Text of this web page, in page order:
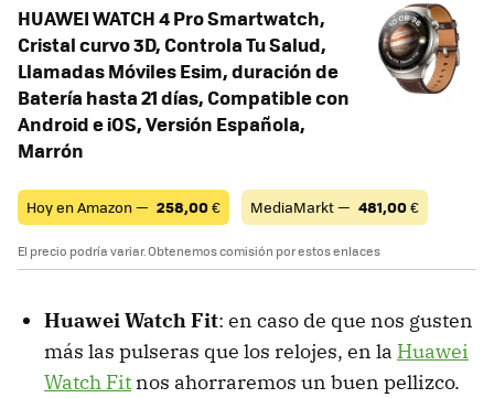
HUAWEI WATCH 4 Pro Smartwatch,
Cristal curvo 3D, Controla Tu Salud,
Llamadas Móviles Esim, duración de
Batería hasta 21 días, Compatible con
Android e iOS, Versión Española,
Marrón
Hoy en Amazon — 258,00€ MediaMarkt — 481,00€
El precio podría variar. Obtenemos comisión por estos enlaces
Huawei Watch Fit: en caso de que nos gusten
más las pulseras que los relojes, en la Huawei
Watch Fit nos ahorraremos un buen pellizco.